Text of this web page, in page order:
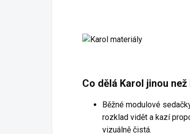
Co dělá Karol jinou
Běžné modulové
rozklad vidět a kazí
vizuálně čistá.